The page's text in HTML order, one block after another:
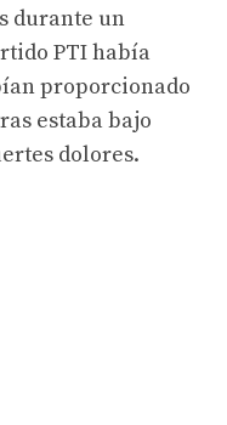
durante un
PTI había
proporcionado
estaba bajo
dolores.